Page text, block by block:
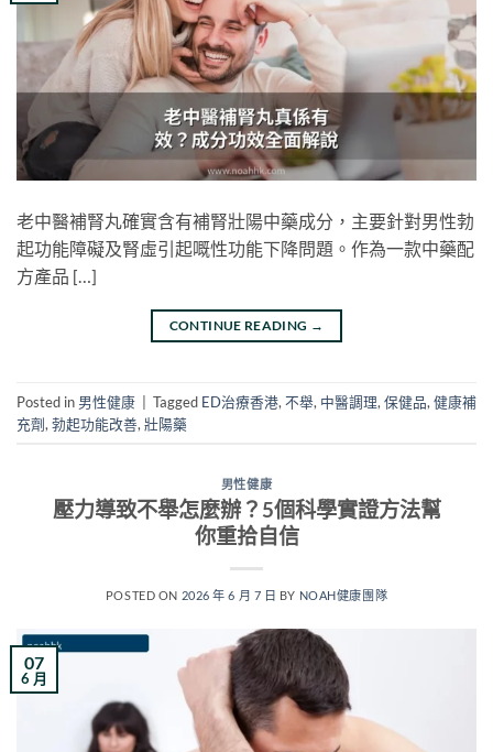
老中醫補腎丸確實含有補腎壯陽中藥成分，主要針對男性勃
起功能障礙及腎虛引起嘅性功能下降問題。作為一款中藥配
方產品 […]
CONTINUE READING →
Posted in 男性健康 Tagged ED治療香港, 不舉, 中醫調理, 保健品, 健康補
充劑, 勃起功能改善, 壯陽藥
男性健康
壓力導致不舉怎麼辦？5個科學實證方法幫
你重拾自信
POSTED ON 2026 年 6 月 7 日 BY NOAH健康團隊
07
6 月